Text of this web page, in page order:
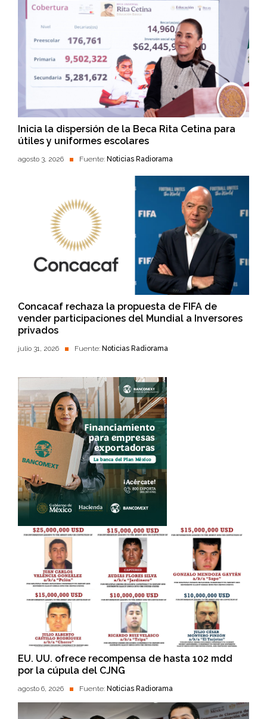
Inicia la dispersión de la Beca Rita Cetina para
útiles y uniformes escolares
agosto 3, 2026 Fuente: Noticias Radiorama
Concacaf rechaza la propuesta de FIFA de
vender participaciones del Mundial a Inversores
privados
julio 31, 2026 Fuente: Noticias Radiorama
EU. UU. ofrece recompensa de hasta 102 mdd
por la cúpula del CJNG
agosto 6, 2026 Fuente: Noticias Radiorama